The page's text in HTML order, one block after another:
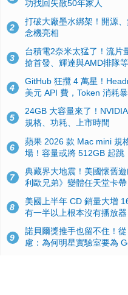
功找回失散50年家人
2
打破大廠墨水綁架！開源
念機亮相
3
台積電2奈米太猛了！流片
搶首發、輝達與AMD排隊
4
GitHub 狂攬 4 萬星！
美元 API 費，Token 消耗
5
24GB 大容量來了！
規格、功耗、上市時間
6
蘋果 2026 款 Mac mini 規
場！容量或將 512GB 起跳
7
典藏界大地震！美國懷舊
利歐兄弟》變體任天堂卡帶
8
美國上半年 CD 銷量大增
有一半以上根本沒有播放器
9
諾貝爾獎推手也留不住！
慮：為何明星實驗室要為